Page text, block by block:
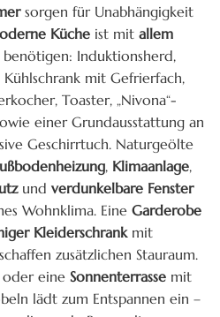
sorgen für Unabhängigkeit
Küche ist mit allem
benötigen: Induktionsherd,
mit Gefrierfach,
Toaster, „Nivona“-
einer Grundausstattung an
Geschirrtuch. Naturgeölte
, Klimaanlage,
und verdunkelbare Fenster
Wohnklima. Eine Garderobe
Kleiderschrankmit
zusätzlichen Stauraum.
oder eine Sonnenterrasse mit
lädt zum Entspannen ein –